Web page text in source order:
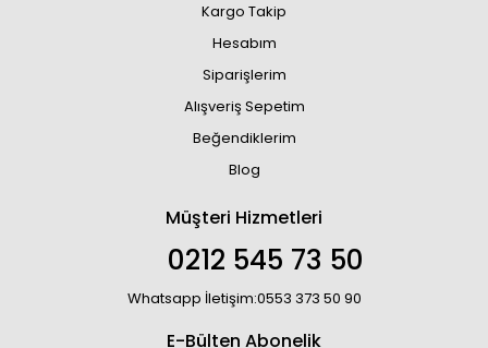
Kargo Takip
Hesabım
Siparişlerim
Alışveriş Sepetim
Beğendiklerim
Blog
Müşteri Hizmetleri
0212 545 73 50
Whatsapp İletişim:0553 373 50 90
E-Bülten Abonelik